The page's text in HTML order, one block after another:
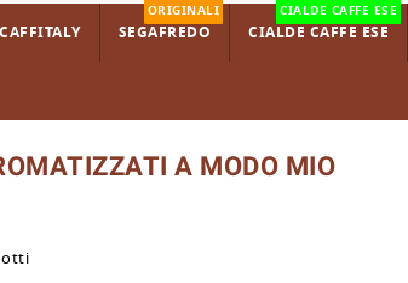
CAFFITALY SEGAFREDO
ORIGINALI
CIALDE CAFFE ESE
CIALDE CAFFE ESE
A MODO MIO